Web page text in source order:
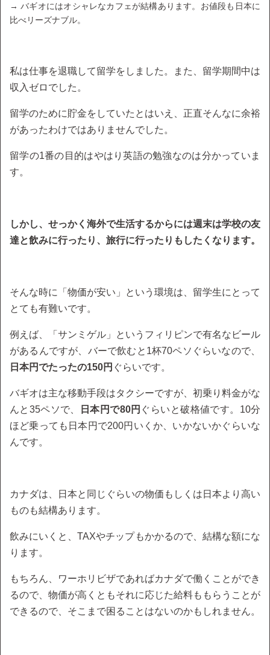
→ バギオにはオシャレなカフェが結構あります。お値段も日本に
比べリーズナブル。
私は仕事を退職して留学をしました。また、留学期間中は
収入ゼロでした。
留学のために貯金をしていたとはいえ、正直そんなに余裕
があったわけではありませんでした。
留学の1番の目的はやはり英語の勉強なのは分かっていま
す。
しかし、せっかく海外で生活するからには週末は学校の友
達と飲みに行ったり、旅行に行ったりもしたくなります。
そんな時に「物価が安い」という環境は、留学生にとって
とても有難いです。
例えば、「サンミゲル」というフィリピンで有名なビール
があるんですが、バーで飲むと1杯70ペソぐらいなので、
日本円でたったの150円 ぐらいです。
バギオは主な移動手段はタクシーですが、初乗り料金がな
んと35ペソで、
日本円で80円 ぐらいと破格値です。10分
ほど乗っても日本円で200円いくか、いかないかぐらいな
んです。
カナダは、日本と同じぐらいの物価もしくは日本より高い
ものも結構あります。
飲みにいくと、TAXやチップもかかるので、結構な額にな
ります。
もちろん、ワーホリビザであればカナダで働くことができ
るので、物価が高くともそれに応じた給料ももらうことが
できるので、そこまで困ることはないのかもしれません。